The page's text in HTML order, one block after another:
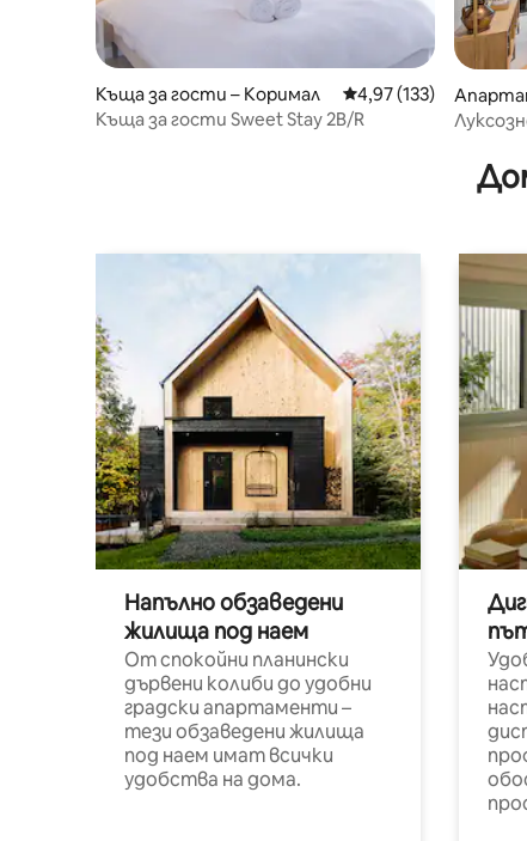
Къща за гости – Коримал Средна оценка: 4,97
4,97 (133)
Къща за гости Sweet Stay 2B/R
Напълно обзаведени
жилища под наем
От спокойни планински
дървени колиби до удобни
градски апартаменти –
тези обзаведени жилища
под наем имат всички
удобства на дома.